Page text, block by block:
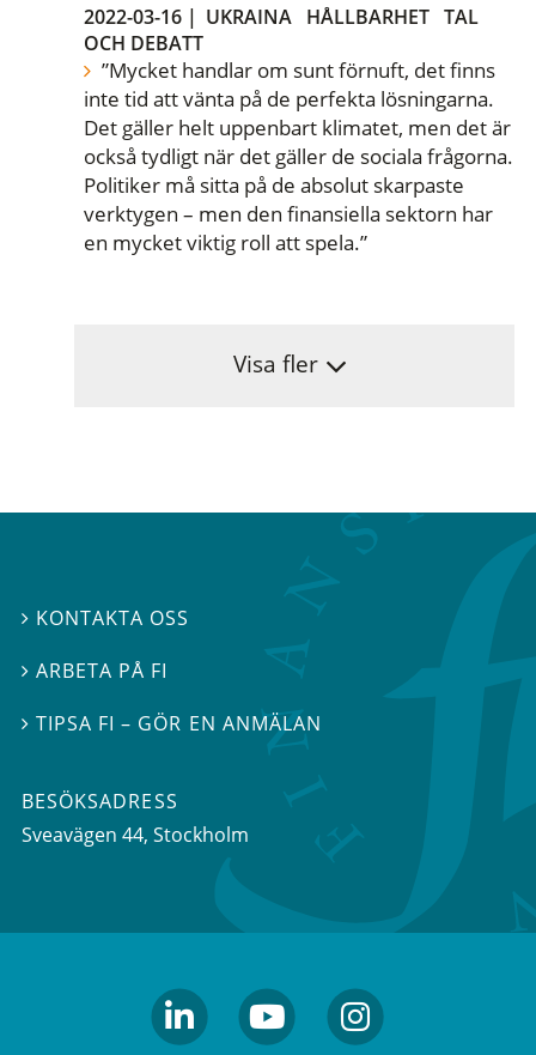
2022-03-16 | UKRAINA HÅLLBARHET TAL
OCH DEBATT
”Mycket handlar om sunt förnuft, det finns
inte tid att vänta på de perfekta lösningarna.
Det gäller helt uppenbart klimatet, men det är
också tydligt när det gäller de sociala frågorna.
Politiker må sitta på de absolut skarpaste
verktygen – men den finansiella sektorn har
en mycket viktig roll att spela.”
Visa fler
 KONTAKTA OSS
 ARBETA PÅ FI
TIPSA FI – GÖR EN ANMÄLAN
BESÖKSADRESS
Sveavägen 44, Stockholm